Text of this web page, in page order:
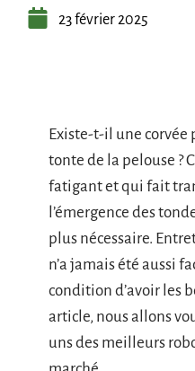
23 février 2025
Existe-t-il une
tonte de la pelouse ?
fatigant et qui fait
l’émergence des
plus nécessaire.
n’a jamais été aussi
condition d’avoir les
article, nous allons
uns des meilleurs